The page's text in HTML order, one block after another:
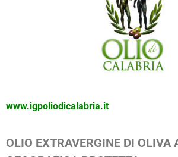
www.igpoliodicalabria.it
OLIO EXTRAVERGINE DI OLIVA